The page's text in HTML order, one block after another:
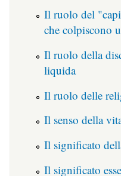
Il ruolo del
che colpiscono
Il ruolo della
liquida
Il ruolo delle
Il senso della
Il significato
Il significato